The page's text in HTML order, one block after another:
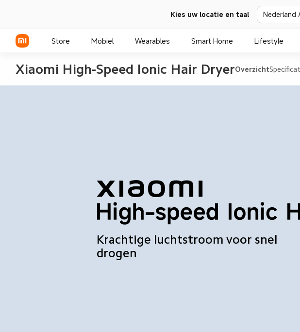
Kies uw locatie en taal Nederland
Store Mobiel Wearables Smart Home Lifestyle
Xiaomi High-Speed Ionic Hair DryerOverzicht
Krachtige luchtstroom voor snel
drogen